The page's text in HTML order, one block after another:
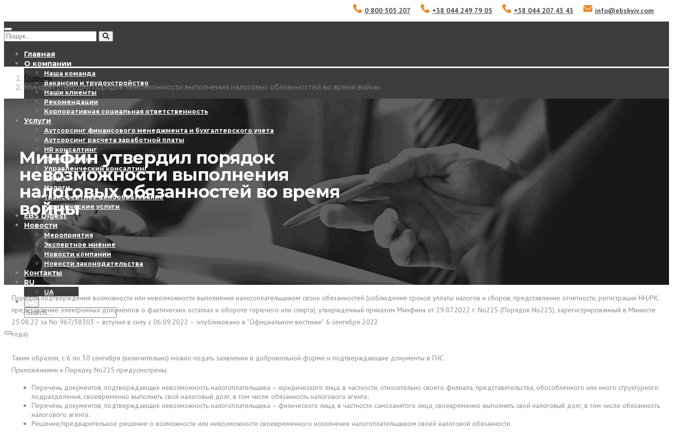
0 800 505 207 +38 044 249 79 05 +38 044 207 43 43 info@ebskyiv.com
Главная
О компании
Наша команда
Вакансии и трудоустройство
Наши клиенты
Рекомендации
Корпоративная социальная ответственность
Услуги
Аутсорсинг финансового менеджмента и бухгалтерского учета
Аутсорсинг расчета заработной платы
HR консалтинг
ІТ консалтинг
Управленческий консалтинг
Аудит
Налоги
Трансфертное ценообразование
Юридические услуги
EBS Digest
Новости
Мероприятия
Экспертное мнение
Новости компании
Новости законодательства
Контакты
RU
UA
Главная
Минфин утвердил порядок невозможности выполнения налоговых обязанностей во время войны
Минфин утвердил порядок
невозможности выполнения
налоговых обязанностей во время
войны
Порядок подтверждения возможности или невозможности выполнения налогоплательщиком своих обязанностей (соблюдение сроков уплаты налогов и сборов, представление отчетности, регистрации НН/РК,
представление электронных документов о фактических остатках и обороте горючего или спирта), утвержденный приказом Минфина от 29.07.2022 г. No225 (Порядок No225), зарегистрированный в Минюсте
25.08.22 за No 967/38303 – вступил в силу с 06.09.2022 – опубликовано в “Официальном вестнике” 6 сентября 2022
года).
Таким образом, с 6 по 30 сентября (включительно) можно подать заявления в добровольной форме и подтверждающие документы в ГНС.
Приложениями к Порядку No225 предусмотрены:
Перечень документов, подтверждающих невозможность налогоплательщика – юридического лица, в частности, относительно своего филиала, представительства, обособленного или иного структурного
подразделения, своевременно выполнить свой налоговый долг, в том числе обязанность налогового агента;
Перечень документов, подтверждающих невозможность налогоплательщика – физического лица, в частности самозанятого лица, своевременно выполнить свой налоговый долг, в том числе обязанность
налогового агента;
Решение/предварительное решение о возможности или невозможности своевременного исполнения налогоплательщиком своей налоговой обязанности.